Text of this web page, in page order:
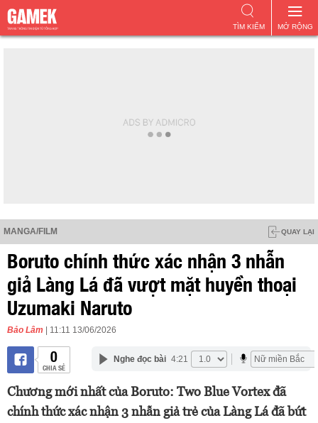
MỞ RỘNG
TÌM KIẾM
MANGA/FILM QUAY LẠI
Boruto chính thức xác nhận 3 nhẫn
giả Làng Lá đã vượt mặt huyền thoại
Uzumaki Naruto
Bảo Lâm | 11:11 13/06/2026
0
CHIA SẺ
Nghe đọc bài 4:21
Chương mới nhất của Boruto: Two Blue Vortex đã
chính thức xác nhận 3 nhẫn giả trẻ của Làng Lá đã bứt